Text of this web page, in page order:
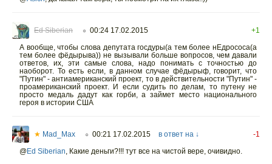
Ed Siberian ○ 00:24 17.02.2015
+1
А вообще, чтобы слова депутата госдуры(а тем более нЕдрососа(а
тем более фёдырыва)) не вызывали больше вопросов, чем давали
ответов, их, эти самые слова, надо понимать с точностью до
наоборот. То есть если, в данном случае фёдырыф, говорит, что
"Путин" - антиамериканский проект, то в действительности "Путин" -
проамериканский проект. И если судить по делам, то путену не
просто медаль дадут как горби, а займет место национального
героя в истории США
★ Mad_Max ○ 00:21 17.02.2015 в ответ на ↓
-1
@Ed Siberian, Какие деньги?!!! тут все на чистой вере, очивидно.